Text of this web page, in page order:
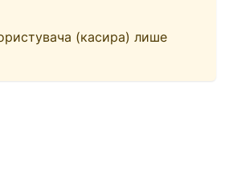
(касира) лише